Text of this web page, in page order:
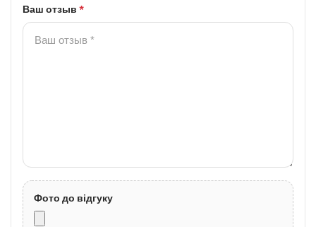
Ваш отзыв *
Фото до відгуку